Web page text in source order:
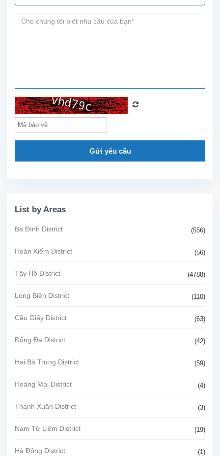
Gửi yêu cầu
List by Areas
Ba Đình District (556)
Hoàn Kiếm District (56)
Tây Hồ District (4788)
Long Biên District (110)
Cầu Giấy District (63)
Đống Đa District (42)
Hai Bà Trưng District (59)
Hoàng Mai District (4)
Thanh Xuân District (3)
Nam Từ Liêm District (19)
Hà Đông District (1)